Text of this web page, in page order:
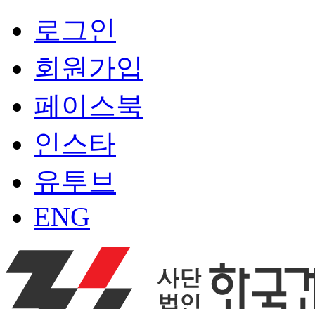
로그인
회원가입
페이스북
인스타
유투브
ENG